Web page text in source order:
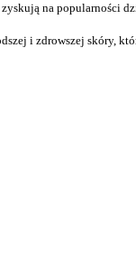
na popularności
i zdrowszej skóry,